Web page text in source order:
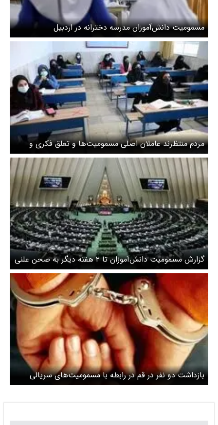
مسمومیت دانش‌آموزان مدرسه دخترانه در اردبیل
مردم منتظرند عاملان اصلی مسمومیت‌ها و تعلق فکری و
سیاسی آنها معرفی شوند
گزارش مسمومیت دانش‌آموزان تا ۲ هفته دیگر به صحن علنی
می‌رود
بازداشت دو نفر در قم در رابطه با مسمومیت‌های سریالی